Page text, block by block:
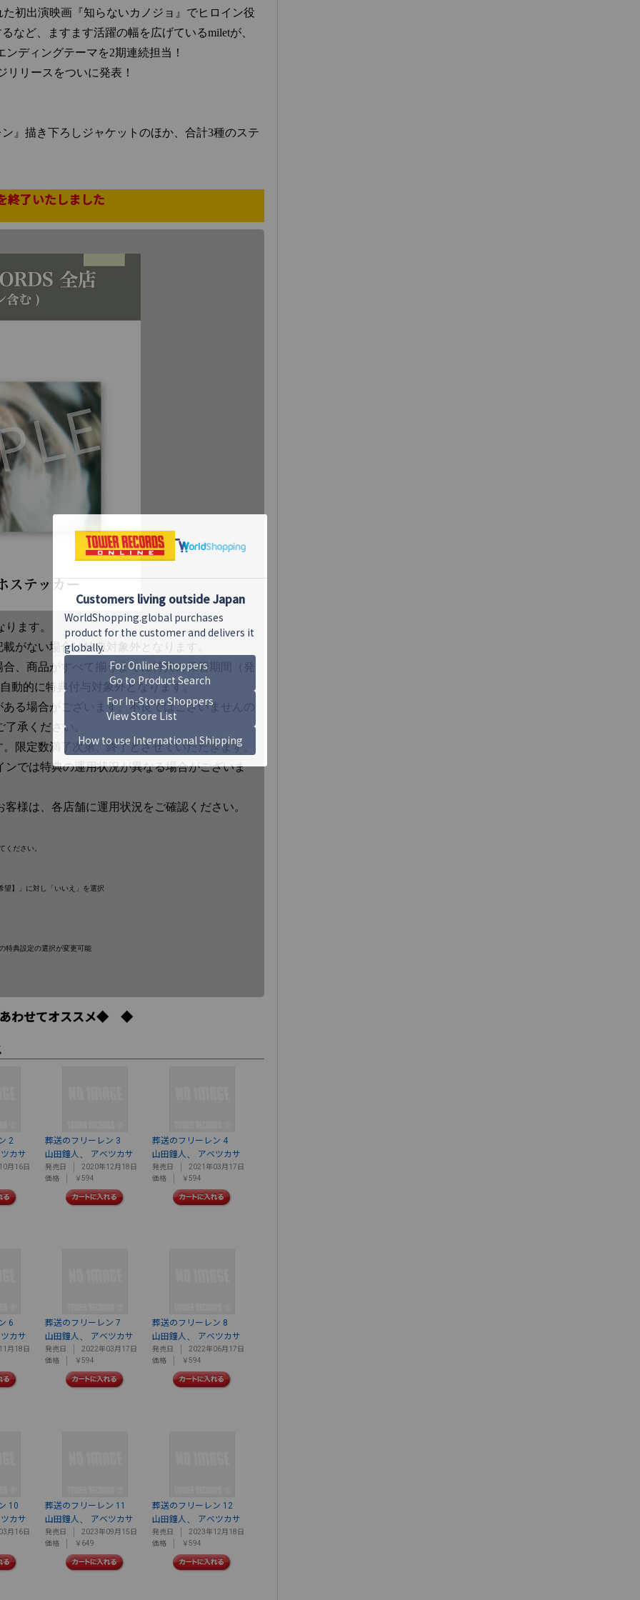
た初出演映画『知らないカノジョ』でヒロイン役
など、ますます活躍の幅を広げているmiletが、
ディングテーマを2期連続担当！
リリースをついに発表！
』描き下ろしジャケットのほか、合計3種のステ
終了いたしました
ます。
がない場合は特典対象外となります。
、商品がすべて揃うまでに特典の保管期間（発
動的に特典付与対象外となります。
る場合がございます。不良ではございませんの
承ください。
限定数満了次第、終了とさせていただきます。
では特典の運用状況が異なる場合がございま
様は、各店舗に運用状況をご確認ください。
ください。
望】」に対し「いいえ」を選択
特典設定の選択が変更可能
せてオススメ◆ ◆
2
カサ
月16日
葬送のフリーレン 3
山田鐘人
アベツカサ
発売日
2020年12月18日
価格
￥594
葬送のフリーレン 4
山田鐘人
アベツカサ
発売日
2021年03月17日
価格
￥594
6
カサ
月18日
葬送のフリーレン 7
山田鐘人、 アベツカサ
発売日
2022年03月17日
価格
￥594
葬送のフリーレン 8
山田鐘人、 アベツカサ
発売日
2022年06月17日
価格
￥594
10
カサ
月16日
葬送のフリーレン 11
山田鐘人
アベツカサ
発売日
2023年09月15日
価格
￥649
葬送のフリーレン 12
山田鐘人
アベツカサ
発売日
2023年12月18日
価格
￥594